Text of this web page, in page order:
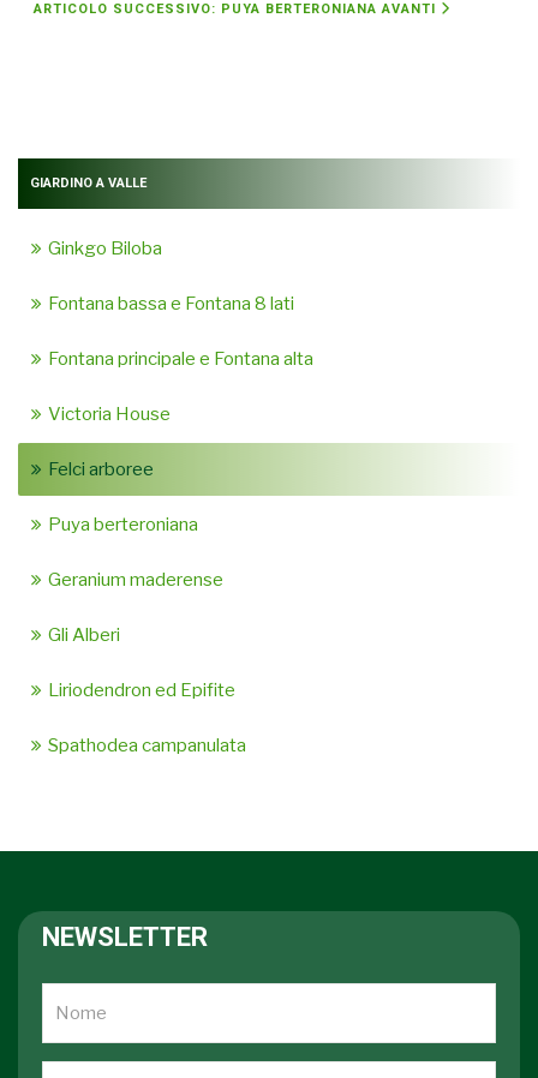
ARTICOLO SUCCESSIVO: PUYA BERTERONIANAAVANTI
GIARDINO A VALLE
Ginkgo Biloba
Fontana bassa e Fontana 8 lati
Fontana principale e Fontana alta
Victoria House
Felci arboree
Puya berteroniana
Geranium maderense
Gli Alberi
Liriodendron ed Epifite
Spathodea campanulata
NEWSLETTER